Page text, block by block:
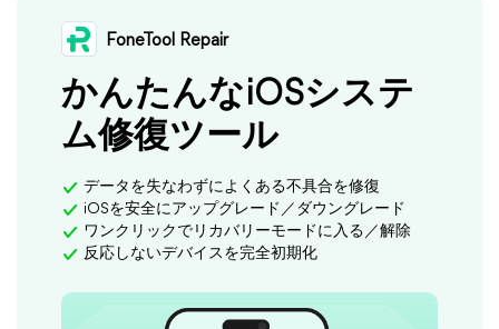
FoneTool Repair
かんたんなiOSシステ
ム修復ツール
データを失なわずによくある不具合を修復
iOSを安全にアップグレード／ダウングレード
ワンクリックでリカバリーモードに入る／解除
反応しないデバイスを完全初期化